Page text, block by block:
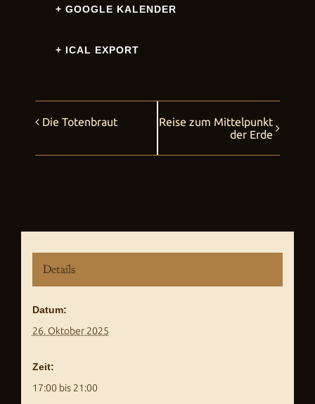
+ GOOGLE KALENDER
+ ICAL EXPORT
Veranstaltung
Die Totenbraut
Reise zum Mittelpunkt
der Erde
Details
Datum:
26. Oktober 2025
Zeit:
17:00 bis 21:00